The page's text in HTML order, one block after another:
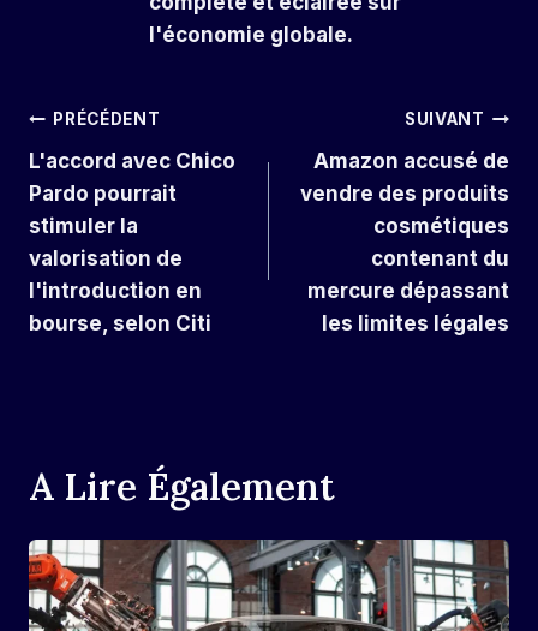
l'économie globale.
Navigation
De
L’article
PRÉCÉDENT
L'accord avec Chico
Pardo pourrait
stimuler la
valorisation de
l'introduction en
bourse, selon Citi
SUIVANT
Amazon accusé de
vendre des produits
cosmétiques
contenant du
mercure dépassant
les limites légales
A Lire Également